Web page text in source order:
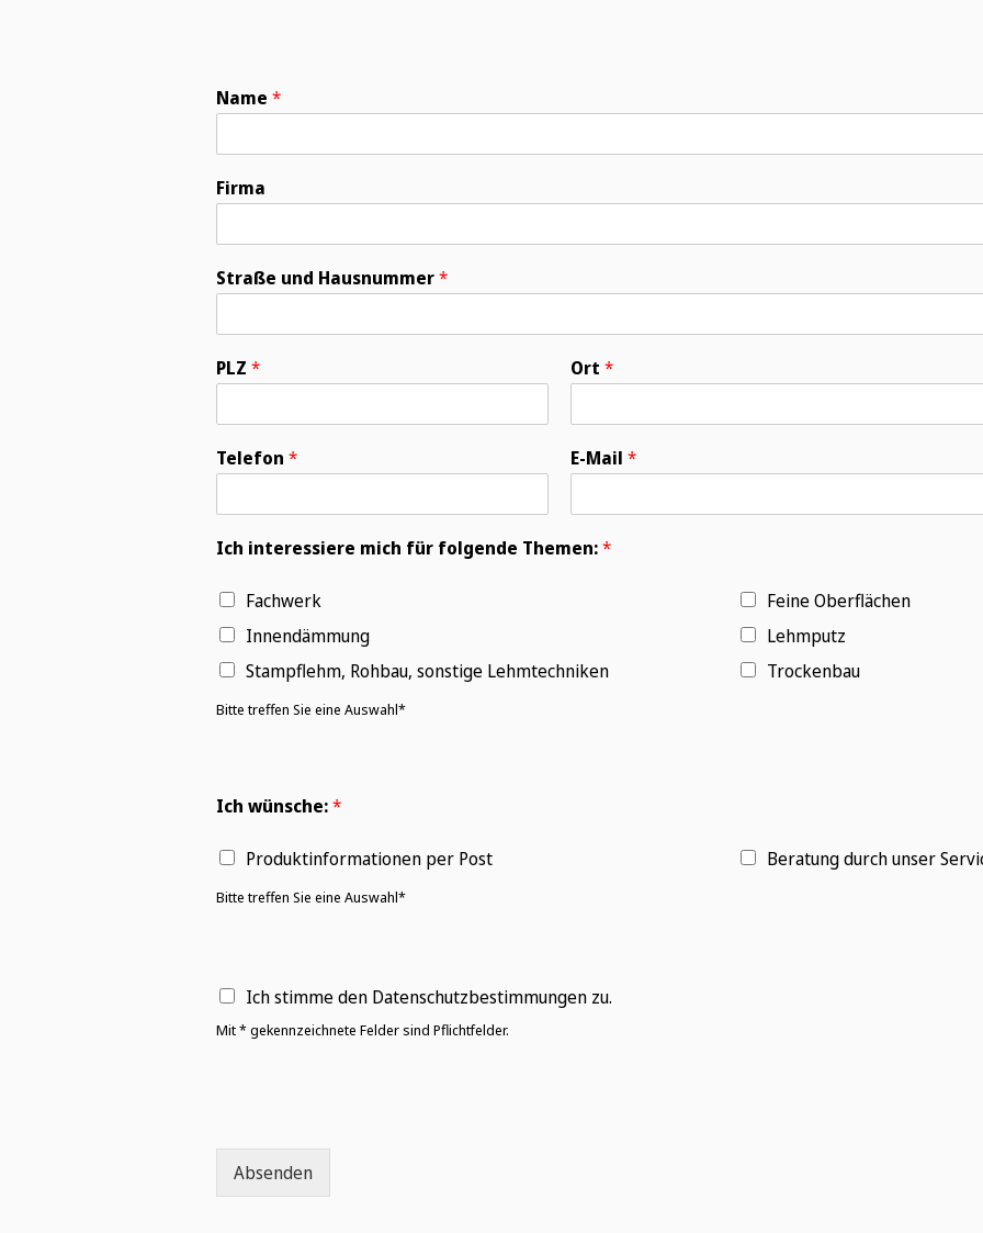
Wonach suchen Sie?
Name *
Firma
Straße und Hausnummer*
PLZ * Ort*
Telefon * E-Mail*
Ich interessiere mich für folgende Themen:*
Fachwerk
Feine Oberflächen
Innendämmung
Lehmputz
Stampflehm, Rohbau, sonstige Lehmtechniken
Trockenbau
Bitte treffen Sie eine Auswahl*
Ich wünsche:*
Produktinformationen per Post Beratung durch unser
Bitte treffen Sie eine Auswahl*
D
t
h
Ich stimme den Datenschutzbestimmungen zu.
Mit * gekennzeichnete Felder sind Pflichtfelder.
Absenden